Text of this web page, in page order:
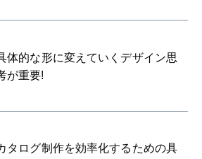
体的な形に変えていくデザイン思
が重要!
タログ制作を効率化するための具